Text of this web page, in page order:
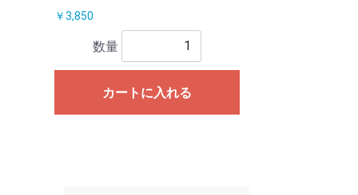
￥3,850
数量
カートに入れる